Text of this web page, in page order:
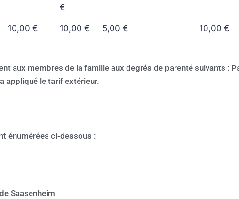
€
10,00 € 10,00 € 5,00 € 10,00 €
aux membres de la famille aux degrés de parenté suivants :
appliqué le tarif extérieur.
énumérées ci-dessous :
Saasenheim